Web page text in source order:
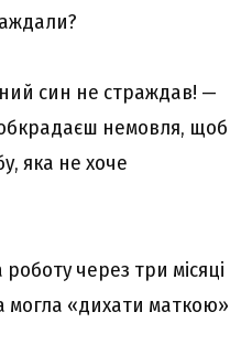
син не страждав! —
немовля, щоб
яка не хоче
через три місяці
могла «дихати маткою»